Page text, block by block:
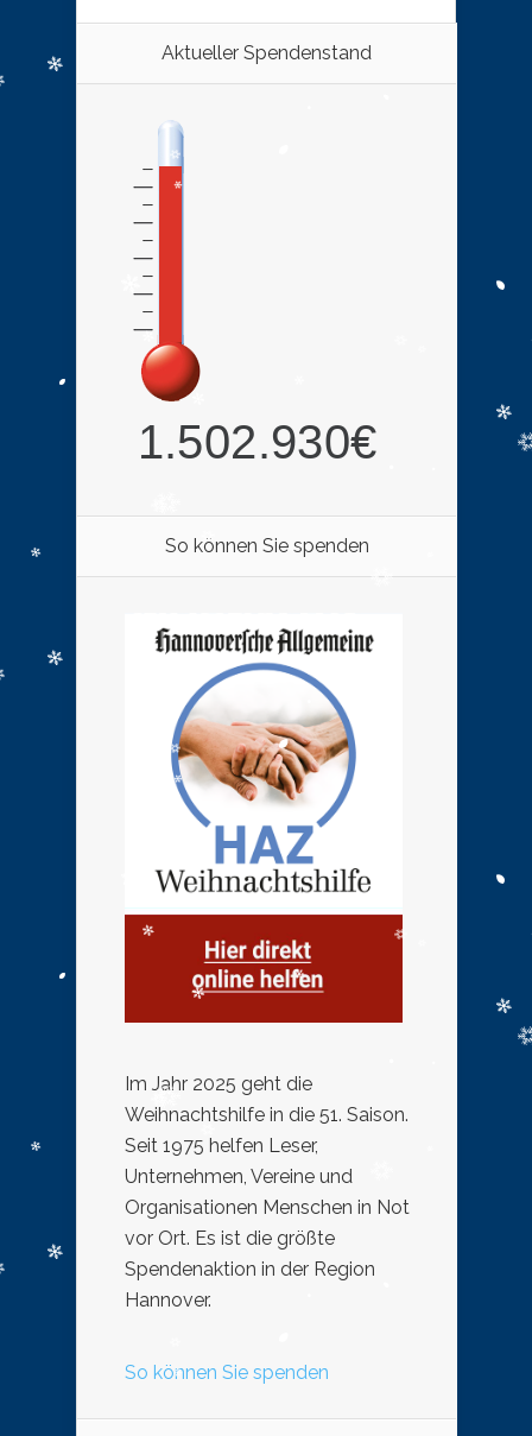
Aktueller Spendenstand
So können Sie spenden
Im Jahr 2025 geht die
Weihnachtshilfe in die 51. Saison.
Seit 1975 helfen Leser,
Unternehmen, Vereine und
Organisationen Menschen in Not
vor Ort. Es ist die größte
Spendenaktion in der Region
Hannover.
So können Sie spenden